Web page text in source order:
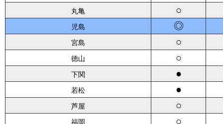
丸亀 ○
児島 ◎
宮島 ○
徳山 ○
下関 ●
若松 ●
芦屋 ○
福岡 ○